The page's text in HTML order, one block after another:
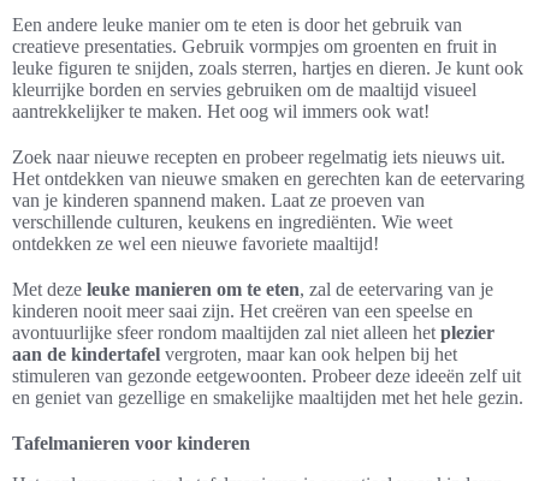
Een andere leuke manier om te eten is door het gebruik van
creatieve presentaties. Gebruik vormpjes om groenten en fruit in
leuke figuren te snijden, zoals sterren, hartjes en dieren. Je kunt ook
kleurrijke borden en servies gebruiken om de maaltijd visueel
aantrekkelijker te maken. Het oog wil immers ook wat!
Zoek naar nieuwe recepten en probeer regelmatig iets nieuws uit.
Het ontdekken van nieuwe smaken en gerechten kan de eetervaring
van je kinderen spannend maken. Laat ze proeven van
verschillende culturen, keukens en ingrediënten. Wie weet
ontdekken ze wel een nieuwe favoriete maaltijd!
Met deze leuke manieren om te eten, zal de eetervaring van je
kinderen nooit meer saai zijn. Het creëren van een speelse en
avontuurlijke sfeer rondom maaltijden zal niet alleen het plezier
aan de kindertafel vergroten, maar kan ook helpen bij het
stimuleren van gezonde eetgewoonten. Probeer deze ideeën zelf uit
en geniet van gezellige en smakelijke maaltijden met het hele gezin.
Tafelmanieren voor kinderen